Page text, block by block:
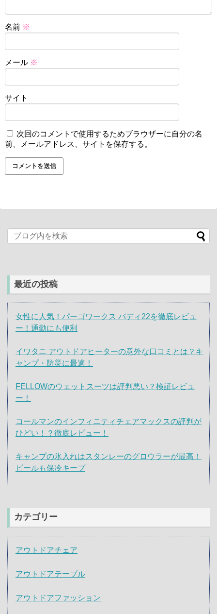
名前 ※
メール ※
サイト
次回のコメントで使用するためブラウザーに自分の名
前、メールアドレス、サイトを保存する。
最近の投稿
女性に人気！パーゴワークス バディ22を徹底レビュ
ー！通勤にも便利
イワタニ アウトドアヒーターの意外な口コミとは？キ
ャンプ・防災に最適！
FELLOWのウェットスーツは評判悪い？検証レビュ
ー！
コールマンのインフィニティチェアマックスの評判が
ひどい！？徹底レビュー！
キャンプの氷入れはスタンレーのグロウラーが最高！
ビールも保冷キープ
カテゴリー
アウトドアチェア
アウトドアテーブル
アウトドアファッション